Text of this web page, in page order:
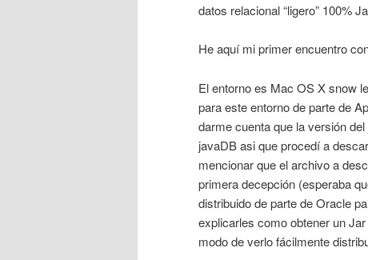
datos relacional “ligero” 100%
He aquí mi primer encuentro
El entorno es Mac OS X snow
para este entorno de parte de
darme cuenta que la versión
javaDB asi que procedí a
mencionar que el archivo a
primera decepción (esperaba
distribuido de parte de Oracle
explicarles como obtener un
modo de verlo fácilmente